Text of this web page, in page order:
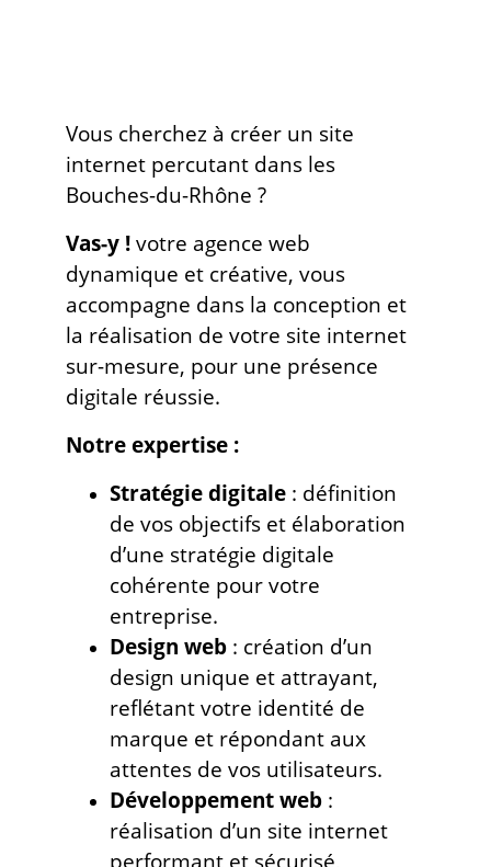
Vous cherchez à créer un site
internet percutant dans les
Bouches-du-Rhône ?
Vas-y ! votre agence web
dynamique et créative, vous
accompagne dans la conception et
la réalisation de votre site internet
sur-mesure, pour une présence
digitale réussie.
Notre expertise :
Stratégie digitale : définition
de vos objectifs et élaboration
d’une stratégie digitale
cohérente pour votre
entreprise.
Design web : création d’un
design unique et attrayant,
reflétant votre identité de
marque et répondant aux
attentes de vos utilisateurs.
Développement web :
réalisation d’un site internet
performant et sécurisé,